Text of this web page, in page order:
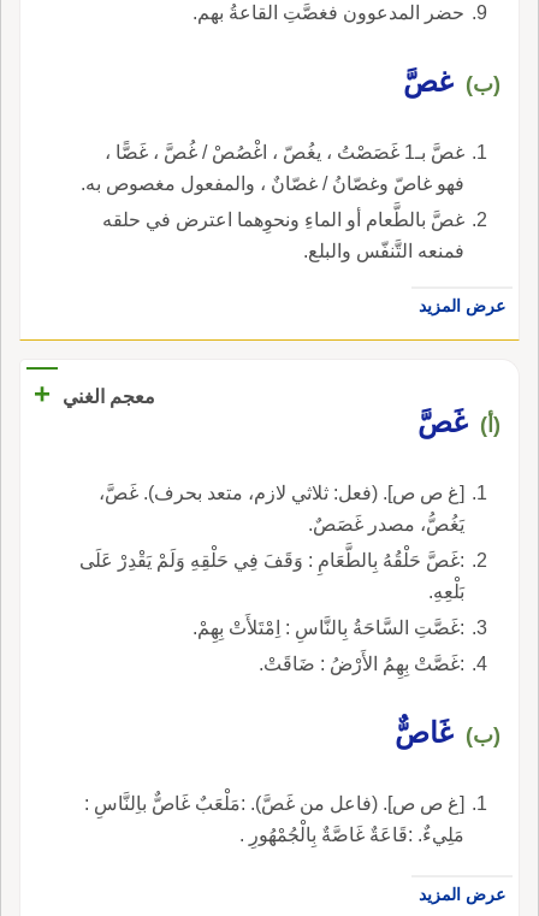
حضر المدعوون فغصَّتِ القاعةُ بهم.
(ب) غصَّ
غصَّ بـ1 غَصَصْتُ ، يغُصّ ، اغْصُصْ / غُصَّ ، غَصًّا ،
فهو غاصّ وغصّانُ / غصّانٌ ، والمفعول مغصوص به.
غصَّ بالطَّعام أو الماءِ ونحوِهما اعترض في حلقه
فمنعه التَّنفّس والبلع.
عرض المزيد
معجم الغني +
(أ) غَصَّ
[غ ص ص]. (فعل: ثلاثي لازم، متعد بحرف). غَصَّ،
يَغُصُّ، مصدر غَصَصٌ.
:غَصَّ حَلْقُهُ بِالطَّعَامِ : وَقَفَ فِي حَلْقِهِ وَلَمْ يَقْدِرْ عَلَى
بَلْعِهِ.
:غَصَّتِ السَّاحَةُ بِالنَّاسِ : اِمْتَلأَتْ بِهِمْ.
:غَصَّتْ بِهِمُ الأَرْضُ : ضَاقَتْ.
(ب) غَاصٌّ
[غ ص ص]. (فاعل من غَصَّ). :مَلْعَبٌ غَاصٌّ باِلنَّاسِ :
مَلِيءٌ. :قَاعَةٌ غَاصَّةٌ بِالْجُمْهُورِ .
عرض المزيد